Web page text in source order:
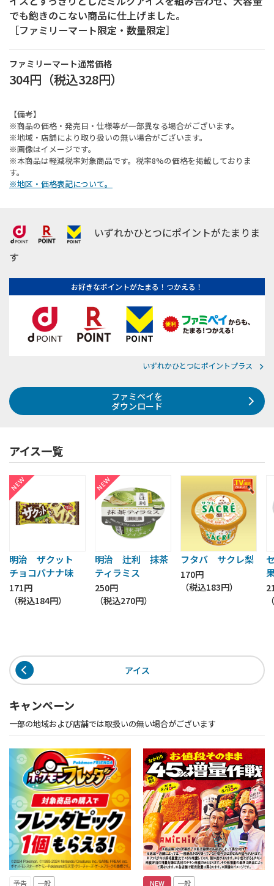
でも飽きのこない商品に仕上げました。
［ファミリーマート限定・数量限定］
ファミリーマート通常価格
304円 （税込328円）
【備考】
※商品の価格・発売日・仕様等が一部異なる場合がございます。
※地域・店舗により取り扱いの無い場合がございます。
※画像はイメージです。
※本商品は軽減税率対象商品です。税率8%の価格を掲載しておりま
す。
※地区・価格表記について。
いずれかひとつにポイントがたまりま
す
お好きなポイントがたまる！つかえる！
いずれかひとつにポイントプラス
ファミペイを
ダウンロード
アイス一覧
明治 ザクット
チョコバナナ味
171円
（税込184円）
明治 辻利 抹茶
ティラミス
250円
（税込270円）
フタバ サクレ梨
170円
（税込183円）
アイス
キャンペーン
一部の地域および店舗では取扱いの無い場合がございます
予告 一般 NEW 一般